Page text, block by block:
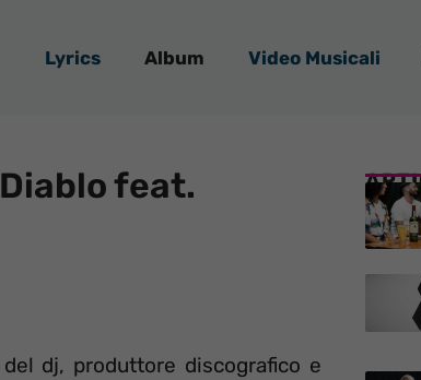
Lyrics Album Video Musicali
feat.
dj, produttore discografico e